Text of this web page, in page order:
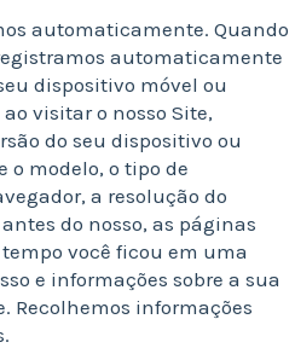
automaticamente. Quando
automaticamente
dispositivo móvel ou
visitar o nosso Site,
do seu dispositivo ou
o modelo, o tipo de
a resolução do
do nosso, as páginas
você ficou em uma
e informações sobre a sua
Recolhemos informações